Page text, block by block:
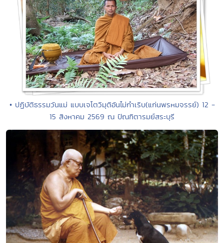
• ปฏิบัติธรรมวันแม่ แบบเจโตวิมุติอันไม่กำเริบ(แก่นพรหมจรรย์) 12 -
15 สิงหาคม 2569 ณ ปัณฑิตารมย์สระบุรี